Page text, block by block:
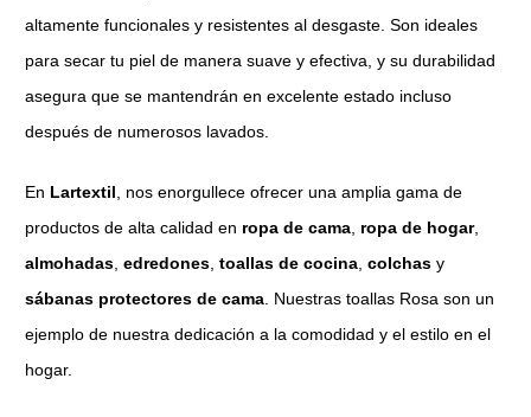
altamente funcionales y resistentes al desgaste. Son ideales
para secar tu piel de manera suave y efectiva, y su durabilidad
asegura que se mantendrán en excelente estado incluso
después de numerosos lavados.
En Lartextil , nos enorgullece ofrecer una amplia gama de
productos de alta calidad en ropa de cama ropa de hogar,
almohadas edredones toallas de cocina colchas y
sábanas protectores de cama . Nuestras toallas Rosa son un
ejemplo de nuestra dedicación a la comodidad y el estilo en el
hogar.